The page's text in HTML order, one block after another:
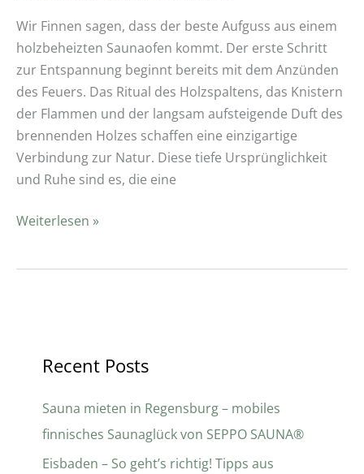
Wir Finnen sagen, dass der beste Aufguss aus einem
holzbeheizten Saunaofen kommt. Der erste Schritt
zur Entspannung beginnt bereits mit dem Anzünden
des Feuers. Das Ritual des Holzspaltens, das Knistern
der Flammen und der langsam aufsteigende Duft des
brennenden Holzes schaffen eine einzigartige
Verbindung zur Natur. Diese tiefe Ursprünglichkeit
und Ruhe sind es, die eine
Weiterlesen »
Recent Posts
Sauna mieten in Regensburg – mobiles
finnisches Saunaglück von SEPPO SAUNA®
Eisbaden – So geht’s richtig! Tipps aus